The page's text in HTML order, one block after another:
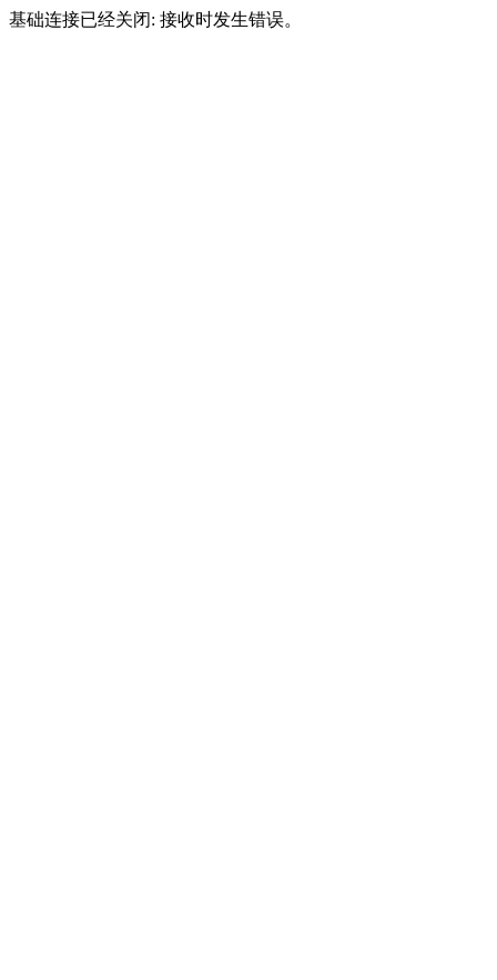
基础连接已经关闭: 接收时发生错误。